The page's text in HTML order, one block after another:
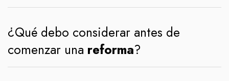
¿Qué debo considerar antes de
comenzar una reforma?